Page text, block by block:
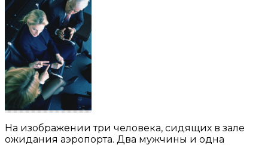
На изображении три человека, сидящих в зале
ожидания аэропорта. Два мужчины и одна